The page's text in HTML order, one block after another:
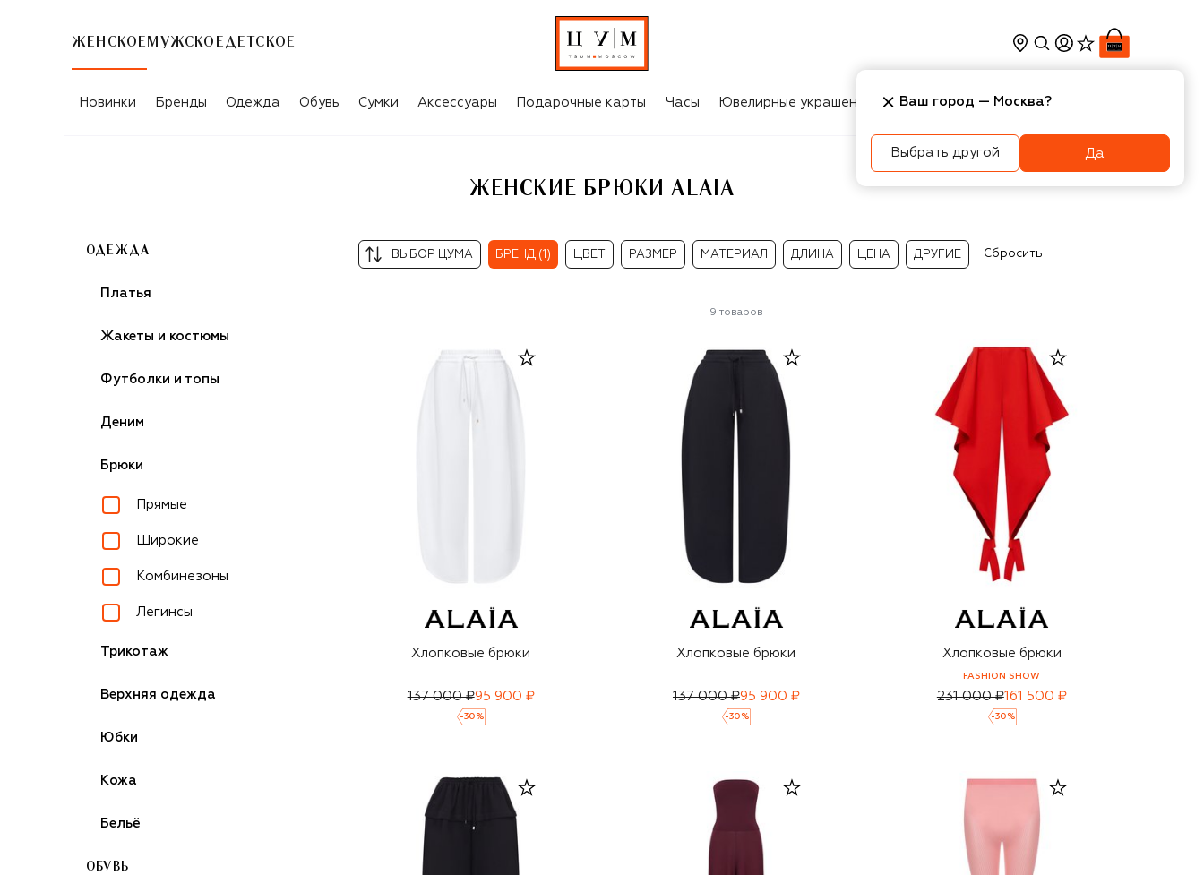
ЖЕНСКОЕ МУЖСКОЕ ДЕТСКОЕ
ЖЕНСКИЕ БРЮКИ ALAIA
Новинки Бренды Одежда Обувь Сумки Аксессуары Подарочные карты Часы Ювелирные украшения Косметика Интерьер
ЖЕНСКИЕ БРЮКИ ALAIA
ОДЕЖДА
Платья
Жакеты и костюмы
Футболки и топы
Деним
Брюки
Прямые
Широкие
Комбинезоны
Легинсы
Трикотаж
Верхняя одежда
Юбки
Кожа
Бельё
ОБУВЬ
ВЫБОР ЦУМА БРЕНД (1) ЦВЕТ РАЗМЕР МАТЕРИАЛ ДЛИНА ЦЕНА ДРУГИЕ Сбросить
9 товаров
Хлопковые брюки
137 000 ₽95 900 ₽
-30 %
Хлопковые брюки
137 000 ₽95 900 ₽
-30 %
Хлопковые брюки
FASHION SHOW
231 000 ₽161 500 ₽
-30 %
Ваш город — Москва?
Выбрать другой Да